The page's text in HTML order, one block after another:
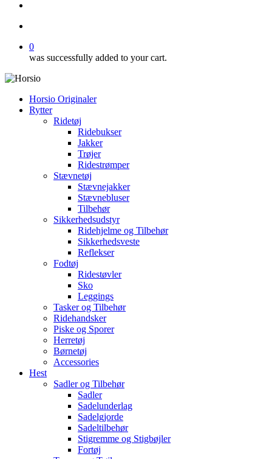
0
was successfully added to your cart.
Horsio Originaler
Rytter
Ridetøj
Ridebukser
Jakker
Trøjer
Ridestrømper
Stævnetøj
Stævnejakker
Stævnebluser
Tilbehør
Sikkerhedsudstyr
Ridehjelme og Tilbehør
Sikkerhedsveste
Reflekser
Fodtøj
Ridestøvler
Sko
Leggings
Tasker og Tilbehør
Ridehandsker
Piske og Sporer
Herretøj
Børnetøj
Accessories
Hest
Sadler og Tilbehør
Sadler
Sadelunderlag
Sadelgjorde
Sadeltilbehør
Stigremme og Stigbøjler
Fortøj